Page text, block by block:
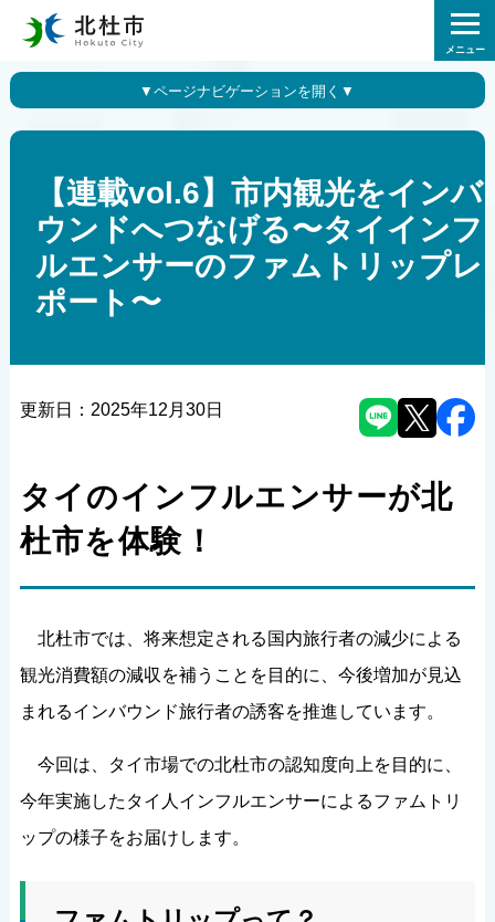
メニュー
【連載vol.6】市内観光をインバ
ウンドへつなげる〜タイインフ
ルエンサーのファムトリップレ
ポート〜
更新日： 2025年12月30日
タイのインフルエンサーが北
杜市を体験！
北杜市では、将来想定される国内旅行者の減少による
観光消費額の減収を補うことを目的に、今後増加が見込
まれるインバウンド旅行者の誘客を推進しています。
今回は、タイ市場での北杜市の認知度向上を目的に、
今年実施したタイ人インフルエンサーによるファムトリ
ップの様子をお届けします。